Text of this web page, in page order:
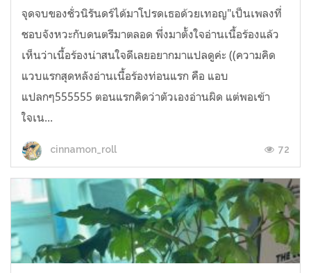
จุดจบของชั่วนิรันดร์ได้มาโปรดเธอด้วยเทอญ"เป็นเพลงที่
ชอบจังหวะกับดนตรีมาตลอด พึ่งมาตั้งใจอ่านเนื้อร้องแล้ว
เห็นว่าเนื้อร้องน่าสนใจดีเลยอยากมาแปลดูค่ะ ((ความคิด
แวบแรกสุดหลังอ่านเนื้อร้องท่อนแรก คือ แอบ
แปลกๆ555555 ตอนแรกคิดว่าตัวเองอ่านผิด แต่พอเข้า
ใจเน...
cinnamon_roll 72